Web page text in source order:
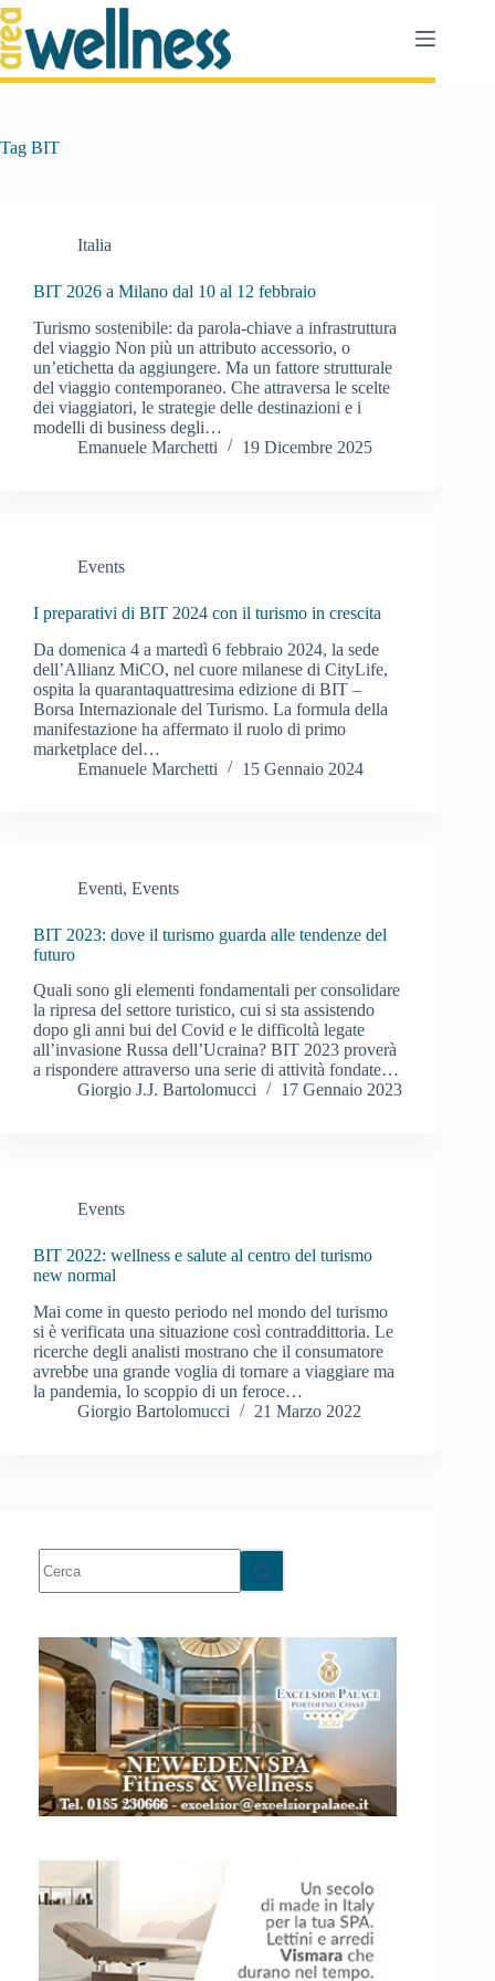
Salta
al
contenuto
Tag BIT
Italia
BIT 2026 a Milano dal 10 al 12 febbraio
Turismo sostenibile: da parola-chiave a infrastruttura
del viaggio Non più un attributo accessorio, o
un’etichetta da aggiungere. Ma un fattore strutturale
del viaggio contemporaneo. Che attraversa le scelte
dei viaggiatori, le strategie delle destinazioni e i
modelli di business degli…
Emanuele Marchetti
19 Dicembre 2025
Events
I preparativi di BIT 2024 con il turismo in crescita
Da domenica 4 a martedì 6 febbraio 2024, la sede
dell’Allianz MiCO, nel cuore milanese di CityLife,
ospita la quarantaquattresima edizione di BIT –
Borsa Internazionale del Turismo. La formula della
manifestazione ha affermato il ruolo di primo
marketplace del…
Emanuele Marchetti
15 Gennaio 2024
Eventi, Events
BIT 2023: dove il turismo guarda alle tendenze del
futuro
Quali sono gli elementi fondamentali per consolidare
la ripresa del settore turistico, cui si sta assistendo
dopo gli anni bui del Covid e le difficoltà legate
all’invasione Russa dell’Ucraina? BIT 2023 proverà
a rispondere attraverso una serie di attività fondate…
Giorgio J.J. Bartolomucci
17 Gennaio 2023
Events
BIT 2022: wellness e salute al centro del turismo
new normal
Mai come in questo periodo nel mondo del turismo
si è verificata una situazione così contraddittoria. Le
ricerche degli analisti mostrano che il consumatore
avrebbe una grande voglia di tornare a viaggiare ma
la pandemia, lo scoppio di un feroce…
Giorgio Bartolomucci
21 Marzo 2022
risultato